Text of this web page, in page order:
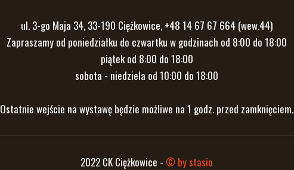
ul. 3-go Maja 34, 33-190 Ciężkowice, +48 14 67 67 664 (wew.44)
Zapraszamy od poniedziałku do czwartku w godzinach od 8:00 do 18:00
piątek od 8:00 do 18:00
sobota - niedziela od 10:00 do 18:00
Ostatnie wejście na wystawę będzie możliwe na 1 godz. przed zamknięciem.
2022 CK Ciężkowice - © by stasio